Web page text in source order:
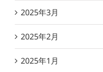
2025年3月
2025年2月
2025年1月